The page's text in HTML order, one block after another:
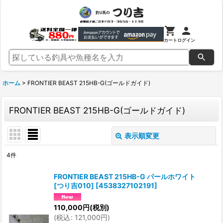
カートログイン
ホーム > FRONTIER BEAST 215HB-G(ゴールドガイド)
FRONTIER BEAST 215HB-G(ゴールドガイド)
表示順変更
絞り込む
4件
FRONTIER BEAST 215HB-G パールホワイト
[つり吉010] [4538327102191]
110,000円(税別)
(税込: 121,000円)